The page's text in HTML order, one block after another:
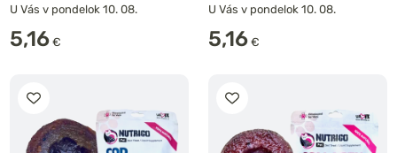
U Vás v pondelok 10. 08.
5,16 €
U Vás v pondelok 10. 08.
5,16 €